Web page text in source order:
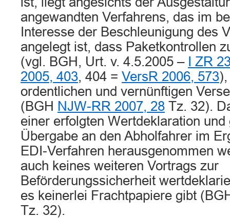
angewandten Verfahrens, das im
Interesse der Beschleunigung des
angelegt ist, dass Paketkontrollen
(vgl. BGH, Urt. v. 4.5.2005 –
I ZR
2005, 403, 404 = VersR 2006, 573
ordentlichen und vernünftigen
(BGH NJW-RR 2007, 28 Tz. 32).
einer erfolgten Wertdeklaration und
Übergabe an den Abholfahrer im
EDI-Verfahren herausgenommen
auch keines weiteren Vortrags zur
Beförderungssicherheit
es keinerlei Frachtpapiere gibt
Tz. 32).